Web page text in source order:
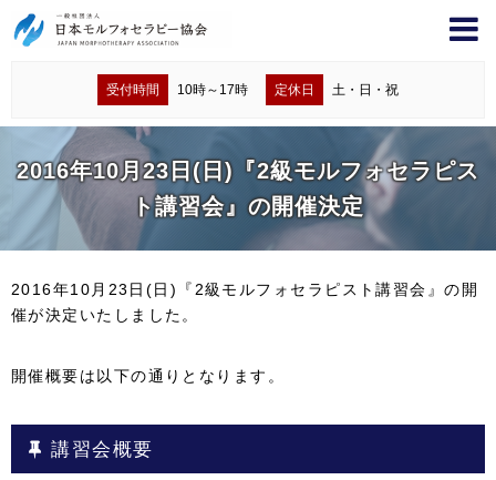
受付時間 10時～17時 定休日 土・日・祝
2016年10月23日(日)『2級モルフォセラピス
ト講習会』の開催決定
2016年10月23日(日)『2級モルフォセラピスト講習会』の開
催が決定いたしました。
開催概要は以下の通りとなります。
講習会概要